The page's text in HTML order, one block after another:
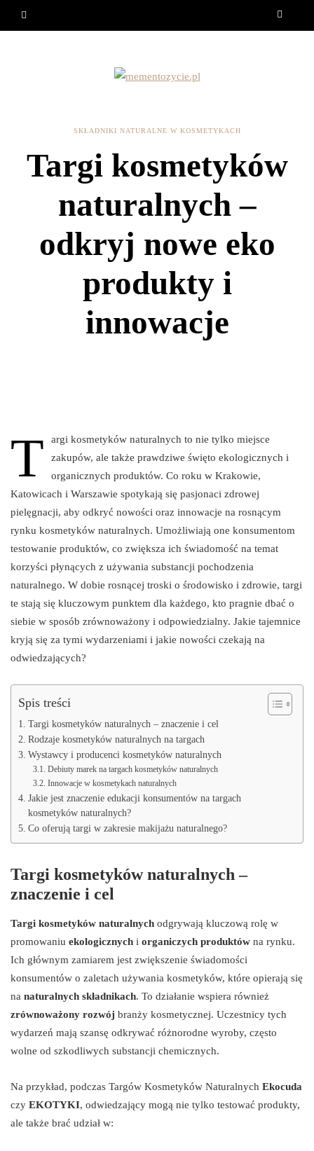
SKŁADNIKI NATURALNE W KOSMETYKACH
Targi kosmetyków
naturalnych –
odkryj nowe eko
produkty i
innowacje
T
argi kosmetyków naturalnych to nie tylko miejsce
zakupów, ale także prawdziwe święto ekologicznych i
organicznych produktów. Co roku w Krakowie,
Katowicach i Warszawie spotykają się pasjonaci zdrowej
pielęgnacji, aby odkryć nowości oraz innowacje na rosnącym
rynku kosmetyków naturalnych. Umożliwiają one konsumentom
testowanie produktów, co zwiększa ich świadomość na temat
korzyści płynących z używania substancji pochodzenia
naturalnego. W dobie rosnącej troski o środowisko i zdrowie, targi
te stają się kluczowym punktem dla każdego, kto pragnie dbać o
siebie w sposób zrównoważony i odpowiedzialny. Jakie tajemnice
kryją się za tymi wydarzeniami i jakie nowości czekają na
odwiedzających?
Spis treści
Targi kosmetyków naturalnych – znaczenie i cel
Rodzaje kosmetyków naturalnych na targach
Wystawcy i producenci kosmetyków naturalnych
Debiuty marek na targach kosmetyków naturalnych
Innowacje w kosmetykach naturalnych
Jakie jest znaczenie edukacji konsumentów na targach
kosmetyków naturalnych?
Co oferują targi w zakresie makijażu naturalnego?
Targi kosmetyków naturalnych –
znaczenie i cel
Targi kosmetyków naturalnych odgrywają kluczową rolę w
promowaniu ekologicznych i organiczych produktów na rynku.
Ich głównym zamiarem jest zwiększenie świadomości
konsumentów o zaletach używania kosmetyków, które opierają się
na naturalnych składnikach. To działanie wspiera również
zrównoważony rozwój branży kosmetycznej. Uczestnicy tych
wydarzeń mają szansę odkrywać różnorodne wyroby, często
wolne od szkodliwych substancji chemicznych.
Na przykład, podczas Targów Kosmetyków Naturalnych Ekocuda
czy EKOTYKI, odwiedzający mogą nie tylko testować produkty,
ale także brać udział w: